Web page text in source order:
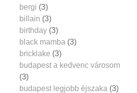
bergi (3)
billain (3)
birthday (3)
black mamba (3)
bricklake (3)
budapest a kedvenc városom
(3)
budapest legjobb éjszaka (3)